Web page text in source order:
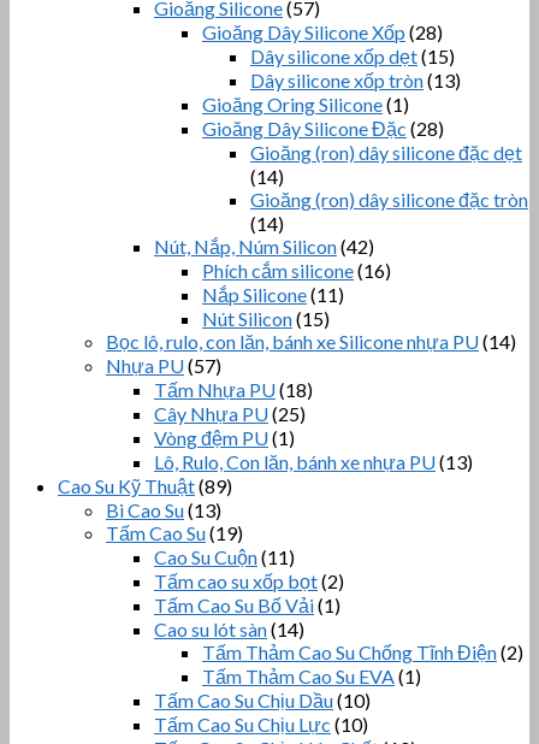
Gioăng Silicone(57)
Gioăng Dây Silicone Xốp (28)
Dây silicone xốp dẹt(15)
Dây silicone xốp tròn(13)
Gioăng Oring Silicone(1)
Gioăng Dây Silicone Đặc (28)
Gioăng (ron) dây silicone đặc dẹt
(14)
Gioăng (ron) dây silicone đặc tròn
(14)
Nút, Nắp, Núm Silicon(42)
Phích cắm silicone(16)
Nắp Silicone(11)
Nút Silicon(15)
Bọc lô, rulo, con lăn, bánh xe Silicone nhựa PU(14)
Nhựa PU(57)
Tấm Nhựa PU(18)
Cây Nhựa PU(25)
Vòng đệm PU(1)
Lô, Rulo, Con lăn, bánh xe nhựa PU(13)
Cao Su Kỹ Thuật(89)
Bi Cao Su(13)
Tấm Cao Su(19)
Cao Su Cuộn(11)
Tấm cao su xốp bọt(2)
Tấm Cao Su Bố Vải(1)
Cao su lót sàn(14)
Tấm Thảm Cao Su Chống Tĩnh Điện(2)
Tấm Thảm Cao Su EVA(1)
Tấm Cao Su Chịu Dầu(10)
Tấm Cao Su Chịu Lực (10)